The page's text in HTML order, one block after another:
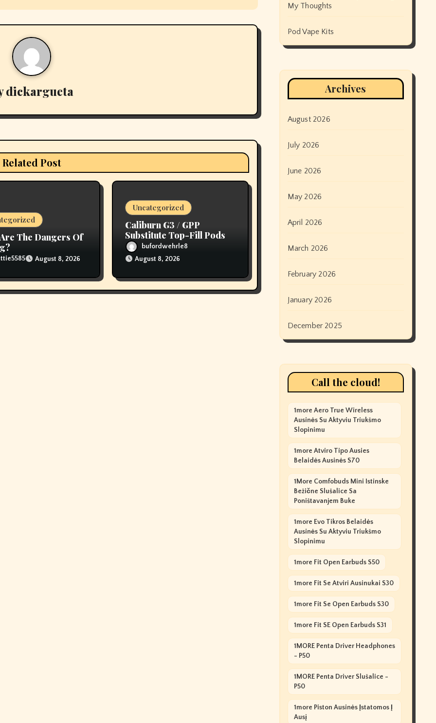
dickargueta
Related Post
The Dangers Of
August 8, 2026
Uncategorized
Caliburn G3 / GPP
Substitute Top-Fill Pods
bufordwehrle8
August 8, 2026
My Thoughts
Pod Vape Kits
Archives
August 2026
July 2026
June 2026
May 2026
April 2026
March 2026
February 2026
January 2026
December 2025
Call the cloud!
1more Aero True Wireless
Ausinės Su Aktyviu Triukšmo
Slopinimu
1more Atviro Tipo Ausies
Belaidės Ausinės S70
1More Comfobuds Mini Istinske
Bežične Slušalice Sa
Poništavanjem Buke
1more Evo Tikros Belaidės
Ausinės Su Aktyviu Triukšmo
Slopinimu
1more Fit Open Earbuds S50
1more Fit Se Atviri Ausinukai S30
1more Fit Se Open Earbuds S30
1more Fit SE Open Earbuds S31
1MORE Penta Driver Headphones
- P50
1MORE Penta Driver Slušalice -
P50
1more Piston Ausinės Įstatomos Į
Ausį